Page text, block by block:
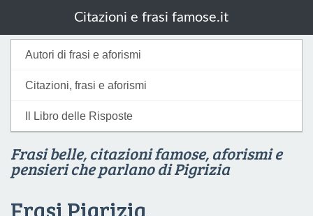
Autori di frasi e aforismi
Citazioni, frasi e aforismi
Il Libro delle Risposte
Citazioni e frasi famose.it
Frasi belle, citazioni famose, aforismi e
pensieri che parlano di Pigrizia